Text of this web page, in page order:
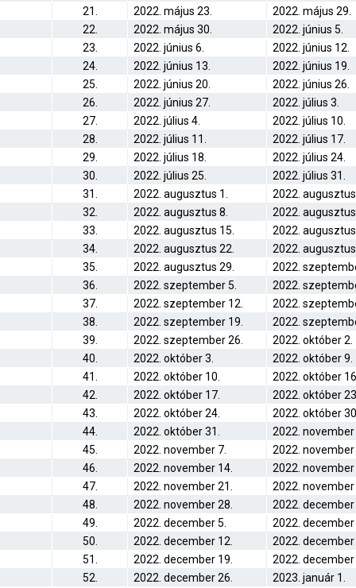
21.
2022. május 23.
2022. május 29.
22.
2022. május 30.
2022. június 5.
23.
2022. június 6.
2022. június 12.
24.
2022. június 13.
2022. június 19.
25.
2022. június 20.
2022. június 26.
26.
2022. június 27.
2022. július 3.
27.
2022. július 4.
2022. július 10.
28.
2022. július 11.
2022. július 17.
29.
2022. július 18.
2022. július 24.
30.
2022. július 25.
2022. július 31.
31.
2022. augusztus 1.
2022.
32.
2022. augusztus 8.
2022.
33.
2022. augusztus 15.
2022.
34.
2022. augusztus 22.
2022.
35.
2022. augusztus 29.
2022.
36.
2022. szeptember 5.
2022.
37.
2022. szeptember 12.
2022.
38.
2022. szeptember 19.
2022.
39.
2022. szeptember 26.
2022. október 2.
40.
2022. október 3.
2022. október 9.
41.
2022. október 10.
2022. október
42.
2022. október 17.
2022. október
43.
2022. október 24.
2022. október
44.
2022. október 31.
2022. november
45.
2022. november 7.
2022. november
46.
2022. november 14.
2022. november
47.
2022. november 21.
2022. november
48.
2022. november 28.
2022. december
49.
2022. december 5.
2022. december
50.
2022. december 12.
2022. december
51.
2022. december 19.
2022. december
52.
2022. december 26.
2023. január 1.